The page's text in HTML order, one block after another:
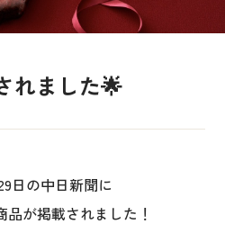
れました🌟
日の中日新聞に
品が掲載されました！